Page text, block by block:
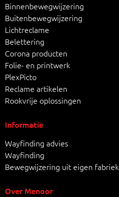
Binnenbewegwijzering
Buitenbewegwijzering
Lichtreclame
Belettering
Corona producten
Folie- en printwerk
PlexPicto
Reclame artikelen
Rookvrije oplossingen
Informatie
Wayfinding advies
Wayfinding
Bewegwijzering uit eigen fabriek
Over Menoor